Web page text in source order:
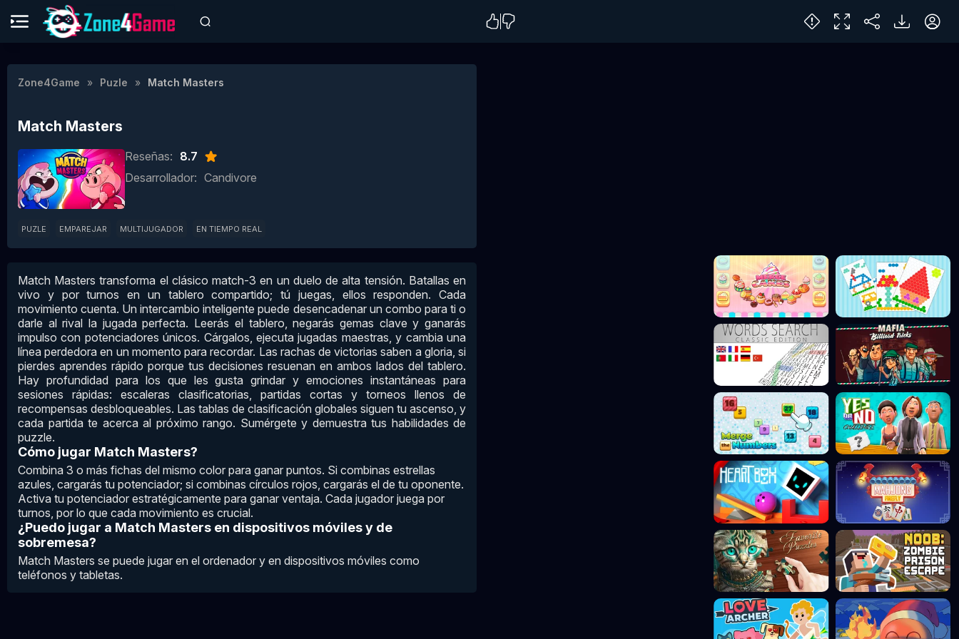
Zone4Game Puzle Match Masters
Match Masters
Reseñas: 8.7
Desarrollador: Candivore
PUZLE EMPAREJAR MULTIJUGADOR EN TIEMPO REAL
Match Masters transforma el clásico match-3 en un duelo de alta tensión. Batallas en
vivo y por turnos en un tablero compartido; tú juegas, ellos responden. Cada
movimiento cuenta. Un intercambio inteligente puede desencadenar un combo para ti o
darle al rival la jugada perfecta. Leerás el tablero, negarás gemas clave y ganarás
impulso con potenciadores únicos. Cárgalos, ejecuta jugadas maestras, y cambia una
línea perdedora en un momento para recordar. Las rachas de victorias saben a gloria, si
pierdes aprendes rápido porque tus decisiones resuenan en ambos lados del tablero.
Hay profundidad para los que les gusta grindar y emociones instantáneas para
sesiones rápidas: escaleras clasificatorias, partidas cortas y torneos llenos de
recompensas desbloqueables. Las tablas de clasificación globales siguen tu ascenso, y
cada partida te acerca al próximo rango. Sumérgete y demuestra tus habilidades de
puzzle.
Cómo jugar Match Masters?
Combina 3 o más fichas del mismo color para ganar puntos. Si combinas estrellas
azules, cargarás tu potenciador; si combinas círculos rojos, cargarás el de tu oponente.
Activa tu potenciador estratégicamente para ganar ventaja. Cada jugador juega por
turnos, por lo que cada movimiento es crucial.
¿Puedo jugar a Match Masters en dispositivos móviles y de
sobremesa?
Match Masters se puede jugar en el ordenador y en dispositivos móviles como
teléfonos y tabletas.